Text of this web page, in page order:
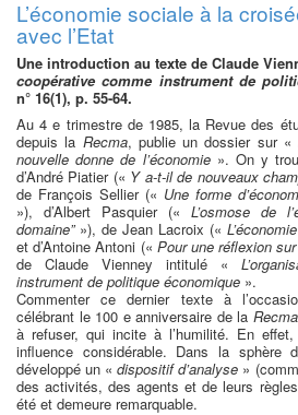
L’économie sociale à la
avec l’Etat
Une introduction au texte de Claude
coopérative comme instrument de
n° 16(1), p. 55-64.
Au 4 e trimestre de 1985, la Revue des
depuis la Recma, publie un dossier sur «
nouvelle donne de l’économie ». On y
d’André Piatier (« Y a-t-il de nouveaux
de François Sellier (« Une forme
»), d’Albert Pasquier (« L’osmose de
domaine”»), de Jean Lacroix («
et d’Antoine Antoni (« Pour une réflexion
de Claude Vienney intitulé «
instrument de politique économique ».
Commenter ce dernier texte à
célébrant le 100 e anniversaire de la Recma
à refuser, qui incite à l’humilité. En
influence considérable. Dans la sphère
développé un «dispositif d’analyse »
des activités, des agents et de leurs
été et demeure remarquable.